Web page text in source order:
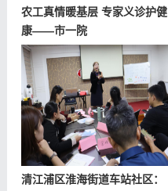
农工真情暖基层 专家义诊护健
康——市一院
清江浦区淮海街道车站社区：